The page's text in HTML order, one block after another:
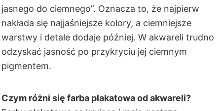
jasnego do ciemnego”. Oznacza to, że najpierw
nakłada się najjaśniejsze kolory, a ciemniejsze
warstwy i detale dodaje później. W akwareli trudno
odzyskać jasność po przykryciu jej ciemnym
pigmentem.
Czym różni się farba plakatowa od akwareli?